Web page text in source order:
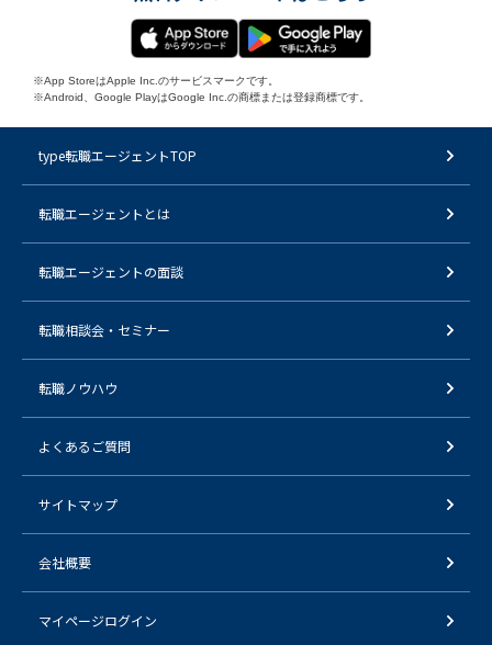
※App StoreはApple Inc.のサービスマークです。
※Android、Google PlayはGoogle Inc.の商標または登録商標です。
type転職エージェントTOP
転職エージェントとは
転職エージェントの面談
転職相談会・セミナー
転職ノウハウ
よくあるご質問
サイトマップ
会社概要
マイページログイン